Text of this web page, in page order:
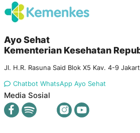
Ayo Sehat
Kementerian Kesehatan
Jl. H.R. Rasuna Said Blok X5 Kav. 4-9
Chatbot WhatsApp Ayo Sehat
Media Sosial